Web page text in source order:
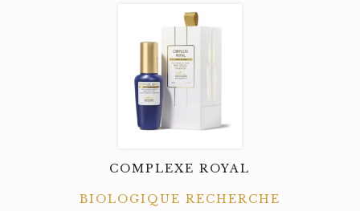
COMPLEXE ROYAL
BIOLOGIQUE RECHERCHE